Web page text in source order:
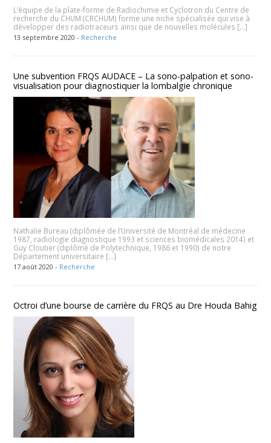
L’équipe de la plate-forme de Radiochimie et Cyclotron du Centre de
recherche du CHUM (CRCHUM) forme une niche spécialisée qui vise à
développer des radiotraceurs ainsi que de nouvelles molécules […]
13 septembre 2020 - Recherche
Une subvention FRQS AUDACE – La sono-palpation et sono-
visualisation pour diagnostiquer la lombalgie chronique
Nathalie Bureau (diplômée de l’Université de Montréal de médecine
1987, radiologie diagnostique 1993 et sciences biomédicales 2014) et
Guy Cloutier (diplômé de Polytechnique, 1986 et 1990) de notre
Département universitaire […]
17 août 2020 - Recherche
Octroi d’une bourse de carrière du FRQS au Dre Houda Bahig